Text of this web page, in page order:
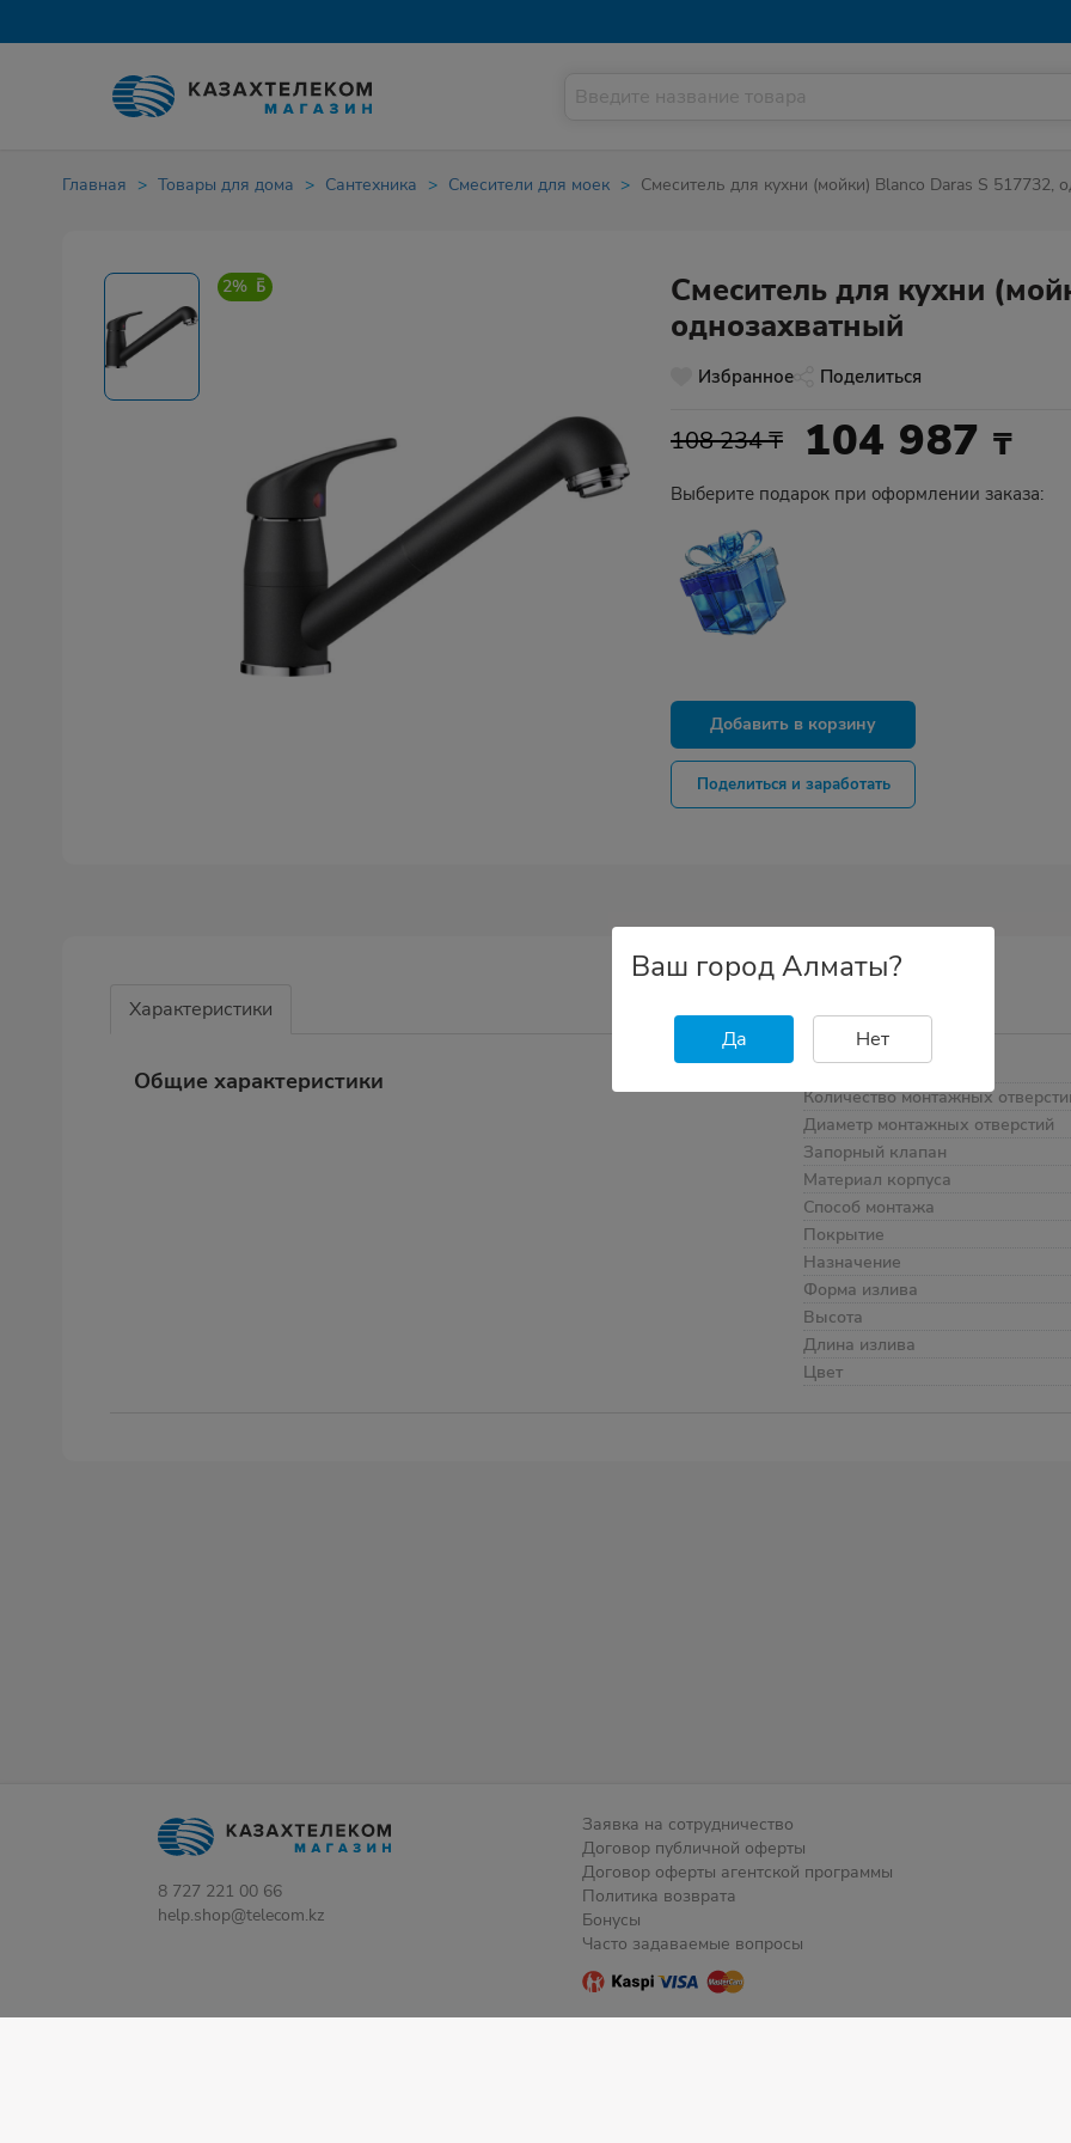
Главная Товары для дома Сантехника Смесители для моек Смеситель для кухни (мойки) Blanco Daras S 517732,
2%
Смеситель для кухни
однозахватный
Избранное Поделиться
108 234 ₸ 104 987 ₸
Выберите подарок при оформлении заказа:
Добавить в корзину
Поделиться и заработать
Характеристики
Общие характеристики Тип смесителя
Количество монтажных
Диаметр монтажных отверстий
Запорный клапан
Материал корпуса
Способ монтажа
Покрытие
Назначение
Форма излива
Высота
Длина излива
Цвет
8 727 221 00 66
help.shop@telecom.kz
Заявка на сотрудничество
Договор публичной оферты
Договор оферты агентской программы
Политика возврата
Бонусы
Часто задаваемые вопросы
Ваш город Алматы?
Да Нет